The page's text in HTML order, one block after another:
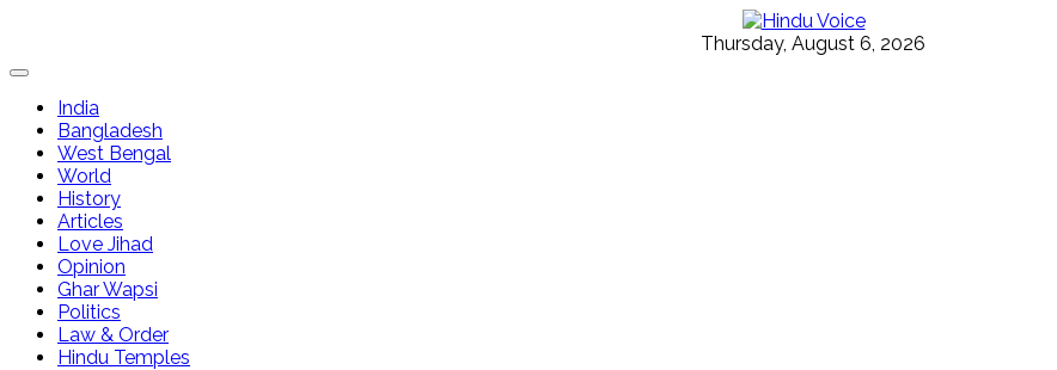
Thursday, August 6, 2026
India
Bangladesh
West Bengal
World
History
Articles
Love Jihad
Opinion
Ghar Wapsi
Politics
Law & Order
Hindu Temples